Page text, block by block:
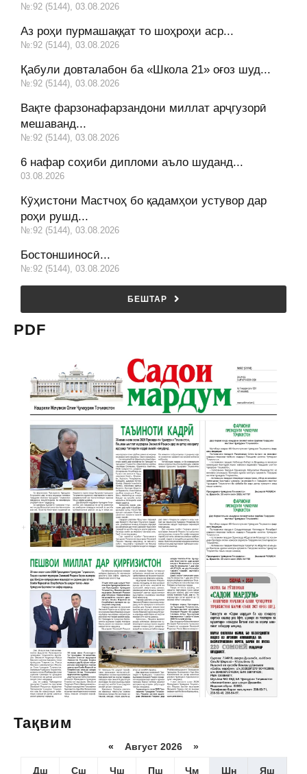
№:92 (5144), 03.08.2026
Аз роҳи пурмашаққат то шоҳроҳи аср...
№:92 (5144), 03.08.2026
Қабули довталабон ба «Школа 21» оғоз шуд...
№:92 (5144), 03.08.2026
Вақте фарзонафарзандони миллат арҷгузорӣ
мешаванд...
№:92 (5144), 03.08.2026
6 нафар соҳиби дипломи аъло шуданд...
03.08.2026
Кӯҳистони Мастчоҳ бо қадамҳои устувор дар
роҳи рушд...
№:92 (5144), 03.08.2026
Бостоншиносӣ...
№:92 (5144), 03.08.2026
БЕШТАР
PDF
Тақвим
« Август 2026 »
Дш Сш Чш Пш Ҷм Шн Яш